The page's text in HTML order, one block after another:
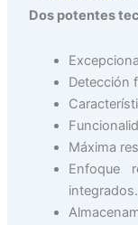
Dos potentes
Detección
Máxima
Enfoque
integrados.